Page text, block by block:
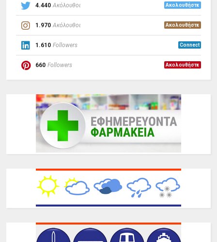
4.440 Ακόλουθοι Ακολουθήστε
1.970 Ακόλουθοι Ακολουθήστε
1.610 Followers Connect
660 Followers Ακολουθήστε